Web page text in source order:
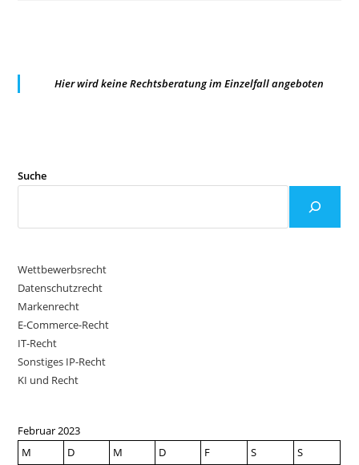
EINER
EINSTWEILIGEN
Hier wird keine Rechtsberatung im Einzelfall angeboten
Suche
Wettbewerbsrecht
Datenschutzrecht
Markenrecht
E-Commerce-Recht
IT-Recht
Sonstiges IP-Recht
KI und Recht
Februar 2023
M
D M D F S
S